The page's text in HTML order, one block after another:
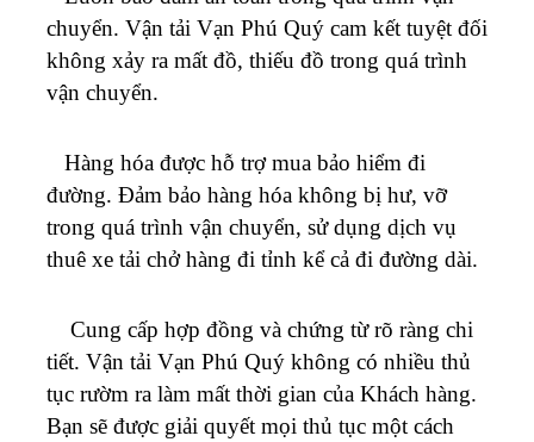
chuyển. Vận tải Vạn Phú Quý cam kết tuyệt đối
không xảy ra mất đồ, thiếu đồ trong quá trình
vận chuyển.
Hàng hóa được hỗ trợ mua bảo hiểm đi
đường. Đảm bảo hàng hóa không bị hư, vỡ
trong quá trình vận chuyển, sử dụng dịch vụ
thuê xe tải chở hàng đi tỉnh kể cả đi đường dài.
Cung cấp hợp đồng và chứng từ rõ ràng chi
tiết. Vận tải Vạn Phú Quý không có nhiều thủ
tục rườm ra làm mất thời gian của Khách hàng.
Bạn sẽ được giải quyết mọi thủ tục một cách